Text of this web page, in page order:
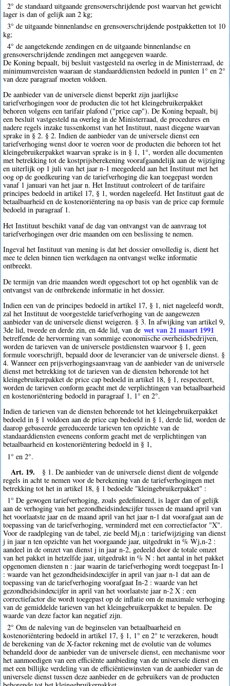
2° de standaard uitgaande grensoverschrijdende post waarvan het gewicht
lager is dan of gelijk aan 2 kg;
3° de uitgaande binnenlandse en grensoverschrijdende postpakketten tot 10
kg;
4° de aangetekende zendingen en de uitgaande binnenlandse en
grensoverschrijdende zendingen met aangegeven waarde.
De Koning bepaalt, bij besluit vastgesteld na overleg in de Ministerraad, de
minimumvereisten waaraan de standaarddiensten bedoeld in punten 1° en 2°
van deze paragraaf moeten voldoen.
De aanbieder van de universele dienst beperkt zijn jaarlijkse
tariefverhogingen voor de producten die tot het kleingebruikerpakket
behoren volgens een tarifair plafond ("price cap"). De Koning bepaalt, bij
een besluit vastgesteld na overleg in de Ministerraad, de procedures en
nadere regels inzake tussenkomst van het Instituut, naast diegene waarvan
sprake in § 2. § 2. Indien de aanbieder van de universele dienst een
tariefverhoging wenst door te voeren voor de producten die behoren tot het
kleingebruikerpakket waarvan sprake is in § 1, 1°, worden alle documenten
met betrekking tot de kostprijsberekening voorafgaandelijk aan de wijziging
en uiterlijk op 1 juli van het jaar n-1 meegedeeld aan het Instituut met het
oog op de goedkeuring van de tariefverhoging die kan toegepast worden
vanaf 1 januari van het jaar n. Het Instituut controleert of de tarifaire
principes bedoeld in artikel 17, § 1, worden nageleefd. Het Instituut gaat de
betaalbaarheid en de kostenoriëntering na op basis van de price cap formule
bedoeld in paragraaf 1.
Het Instituut beschikt vanaf de dag van ontvangst van de aanvraag tot
tariefverhogingen over drie maanden om een beslissing te nemen.
Ingeval het Instituut van mening is dat het dossier onvolledig is, dient het
mee te delen binnen tien werkdagen na ontvangst welke informatie
ontbreekt.
De termijn van drie maanden wordt opgeschort tot op het ogenblik van de
ontvangst van de ontbrekende informatie in het dossier.
Indien een van de principes bedoeld in artikel 17, § 1, niet nageleefd wordt,
zal het Instituut de voorgestelde tariefverhoging van de aangewezen
aanbieder van de universele dienst weigeren. § 3. In afwijking van artikel 9,
3de lid, tweede en derde zin, en 4de lid, van de wet van 21 maart 1991
betreffende de hervorming van sommige economische overheidsbedrijven,
worden de tarieven van de universele postdiensten waarvoor § 1, geen
formule voorschrijft, bepaald door de leverancier van de universele dienst. §
4. Wanneer een prijsverhogingsaanvraag van de aanbieder van de universele
dienst met betrekking tot de tarieven van de diensten behorende tot het
kleingebruikerpakket de price cap bedoeld in artikel 18, § 1, respecteert,
worden de tarieven conform geacht met de verplichtingen van betaalbaarheid
en kostenoriëntering bedoeld in paragraaf 1, 1° en 2°.
Indien de tarieven van de diensten behorende tot het kleingebruikerpakket
bedoeld in § 1 voldoen aan de price cap bedoeld in § 1, derde lid, worden de
daarop gebaseerde gereduceerde tarieven ten opzichte van de
standaarddiensten eveneens conform geacht met de verplichtingen van
betaalbaarheid en kostenoriëntering bedoeld in § 1,
1° en 2°.
Art. 19.
§ 1. De aanbieder van de universele dienst dient de volgende
regels in acht te nemen voor de berekening van de tariefverhogingen met
betrekking tot het in artikel 18, § 1 bedoelde "kleingebruikerpakket" :
1° De gewogen tariefverhoging, zoals gedefinieerd, is lager dan of gelijk
aan de verhoging van het gezondheidsindexcijfer tussen de maand april van
het voorlaatste jaar en de maand april van het jaar n-1 dat voorafgaat aan de
toepassing van de tariefverhoging, verminderd met een correctiefactor "X".
Voor de raadpleging van de tabel, zie beeld Mj,n : tariefwijziging van dienst
j in jaar n ten opzichte van het voorgaande jaar, uitgedrukt in % Wj,n-2 :
aandeel in de omzet van dienst j in jaar n-2, gedeeld door de totale omzet
van het pakket in hetzelfde jaar, uitgedrukt in % N : het aantal in het pakket
opgenomen diensten n : jaar waarin de tariefverhoging wordt toegepast In-1
: waarde van het gezondheidsindexcijfer in april van jaar n-1 dat aan de
toepassing van de tariefverhoging voorafgaat In-2 : waarde van het
gezondheidsindexcijfer in april van het voorlaatste jaar n-2 X : een
correctiefactor die wordt toegepast op de inflatie om de maximale verhoging
van de gemiddelde tarieven van het kleingebruikerpakket te bepalen. De
waarde van deze factor kan negatief zijn.
2° Om de naleving van de beginselen van betaalbaarheid en
kostenoriëntering bedoeld in artikel 17, § 1, 1° en 2° te verzekeren, houdt
de berekening van de X-factor rekening met de evolutie van de volumes
behandeld door de aanbieder van de universele dienst, een mechanisme voor
het aanmoedigen van een efficiënte aanbieding van de universele dienst en
met een billijke verdeling van de efficiëntiewinsten van de aanbieder van de
universele dienst tussen deze aanbieder en de gebruikers van de producten